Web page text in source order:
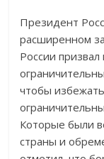
Президент
расширенном
России
чтобы
Которые были
страны и